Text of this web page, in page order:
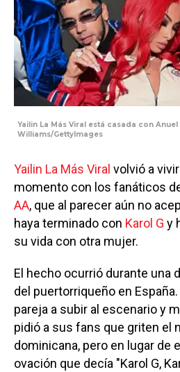
Yailin La Más Viral está casada con
Williams/GettyImages
Yailin La Más Viral volvió a
momento con los fanáticos
AA, que al parecer aún no
haya terminado con Karol G y
su vida con otra mujer.
El hecho ocurrió durante una
del puertorriqueño en
pareja a subir al escenario y
pidió a sus fans que griten el
dominicana, pero en lugar de
ovación que decía "Karol G,